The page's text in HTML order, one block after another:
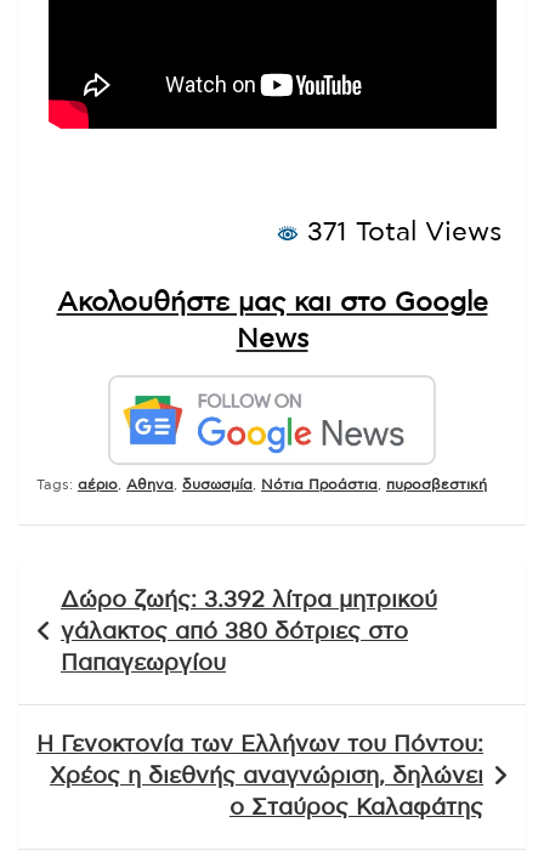
371 Total Views
Ακολουθήστε μας και στο Google
News
Tags: αέριο Αθηνα δυσωσμία Νότια Προάστια πυροσβεστική
άρθρων
Δώρο ζωής: 3.392 λίτρα μητρικού
γάλακτος από 380 δότριες στο
Παπαγεωργίου
Η Γενοκτονία των Ελλήνων του Πόντου:
Χρέος η διεθνής αναγνώριση, δηλώνει
ο Σταύρος Καλαφάτης